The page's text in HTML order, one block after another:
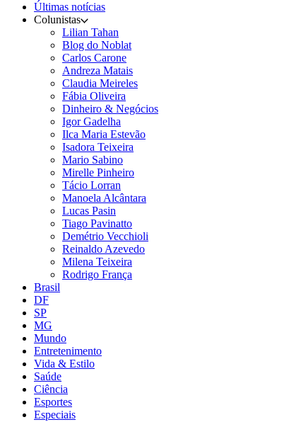
Últimas notícias
Colunistas
Lilian Tahan
Blog do Noblat
Carlos Carone
Andreza Matais
Claudia Meireles
Fábia Oliveira
Dinheiro & Negócios
Igor Gadelha
Ilca Maria Estevão
Isadora Teixeira
Mario Sabino
Mirelle Pinheiro
Tácio Lorran
Manoela Alcântara
Lucas Pasin
Tiago Pavinatto
Demétrio Vecchioli
Reinaldo Azevedo
Milena Teixeira
Rodrigo França
Brasil
DF
SP
MG
Mundo
Entretenimento
Vida & Estilo
Saúde
Ciência
Esportes
Especiais